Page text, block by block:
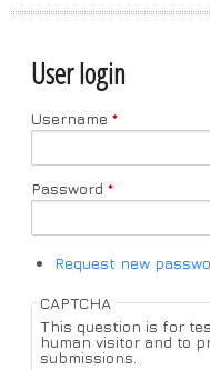
User login
Username *
Password *
Request new
CAPTCHA
This question is for
human visitor and to
submissions.